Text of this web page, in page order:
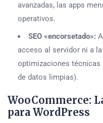
avanzadas, las apps
operativos.
SEO «encorsetado»:
acceso al servidor ni a
optimizaciones técnicas
de datos limpias).
WooCommerce:
para WordPress